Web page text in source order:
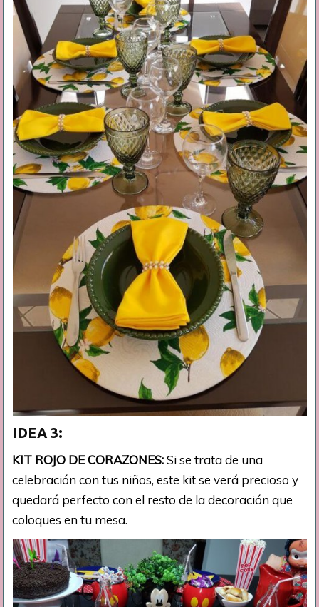
IDEA 3:
KIT ROJO DE CORAZONES:Si se trata de una
celebración con tus niños, este kit se verá precioso y
quedará perfecto con el resto de la decoración que
coloques en tu mesa.